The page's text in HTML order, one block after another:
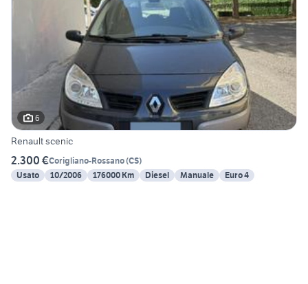
6
Renault scenic
2.300 €Corigliano-Rossano(CS)
Usato
10/2006 176000 Km Diesel Manuale Euro 4